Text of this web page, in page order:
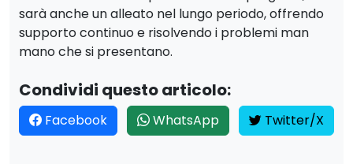
sarà anche un alleato nel lungo periodo, offrendo
supporto continuo e risolvendo i problemi man
mano che si presentano.
Condividi questo articolo:
Facebook WhatsApp Twitter/X